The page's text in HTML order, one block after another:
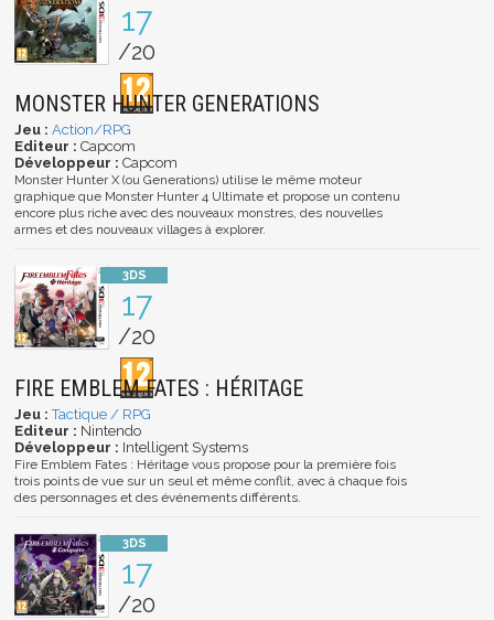
17
/20
MONSTER HUNTER GENERATIONS
Jeu : Action/RPG
Editeur : Capcom
Développeur : Capcom
Monster Hunter X (ou Generations) utilise le même moteur
graphique que Monster Hunter 4 Ultimate et propose un contenu
encore plus riche avec des nouveaux monstres, des nouvelles
armes et des nouveaux villages à explorer.
17
/20
FIRE EMBLEM FATES : HÉRITAGE
Jeu : Tactique / RPG
Editeur : Nintendo
Développeur : Intelligent Systems
Fire Emblem Fates : Héritage vous propose pour la première fois
trois points de vue sur un seul et même conflit, avec à chaque fois
des personnages et des événements différents.
17
/20